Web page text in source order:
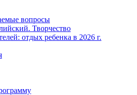
вопросы
Творчество
отдых ребенка в 2026 г.